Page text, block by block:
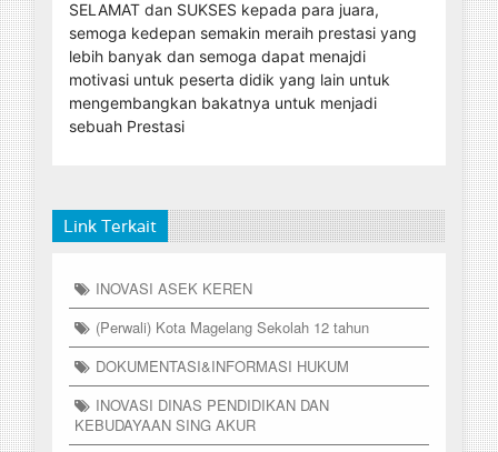
SELAMAT dan SUKSES kepada para juara,
semoga kedepan semakin meraih prestasi yang
lebih banyak dan semoga dapat menajdi
motivasi untuk peserta didik yang lain untuk
mengembangkan bakatnya untuk menjadi
sebuah Prestasi
Link Terkait
INOVASI ASEK KEREN
(Perwali) Kota Magelang Sekolah 12 tahun
DOKUMENTASI&INFORMASI HUKUM
INOVASI DINAS PENDIDIKAN DAN
KEBUDAYAAN SING AKUR